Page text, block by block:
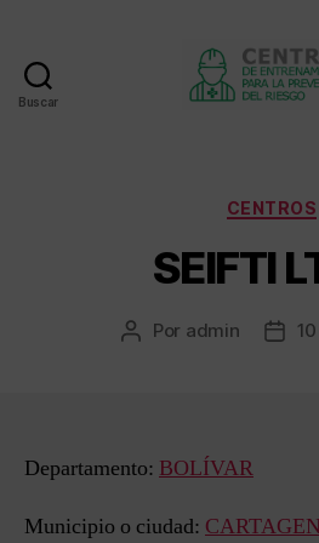
Buscar
CENTROS
SEIFTI
Autor
Por admin
Departamento: BOLÍVAR
Municipio o ciudad: